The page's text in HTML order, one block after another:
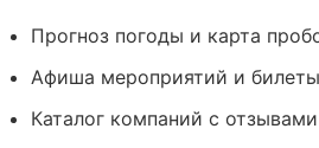
Прогноз погоды и карта
Афиша мероприятий и билеты
Каталог компаний с отзывами